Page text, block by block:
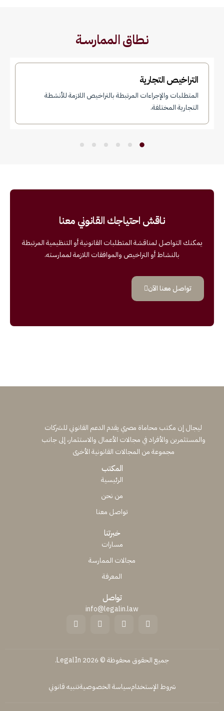
نــطاق الممارســـة
التراخيص التجارية
المتطلبات والإجراءات المرتبطة بالتراخيص اللازمة للأنشطة
التجارية المختلفة.
ناقش احتياجك القانوني معنا
يمكنك التواصل لمناقشة المتطلبات القانونية أو التنظيمية المرتبطة
بالنشاط أو التراخيص والموافقات اللازمة لممارسته.
تواصل معنا الآن
ليجال إن مكتب محاماة مصري يقدم الدعم القانوني للشركات
والمستثمرين والأفراد في مجالات الأعمال والاستثمار، إلى جانب
مجموعة من المجالات القانونية الأخرى
المكتب
الرئيسية
من نحن
تواصل معنا
خبرتنا
مسارات
مجالات الممارسة
المعرفة
تواصل
info@legalin.law
جميع الحقوق محفوظة © 2026 LegalIn.
شروط الإستخدامسياسة الخصوصيةتنبيه قانوني